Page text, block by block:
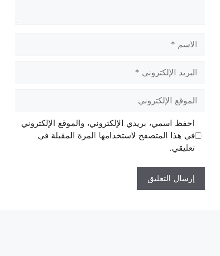
الاسم
البريد
الإلكتروني
الموقع
الإلكتروني
احفظ اسمي، بريدي الإلكتروني، والموقع الإلكتروني
في هذا المتصفح لاستخدامها المرة المقبلة في
تعليقي.